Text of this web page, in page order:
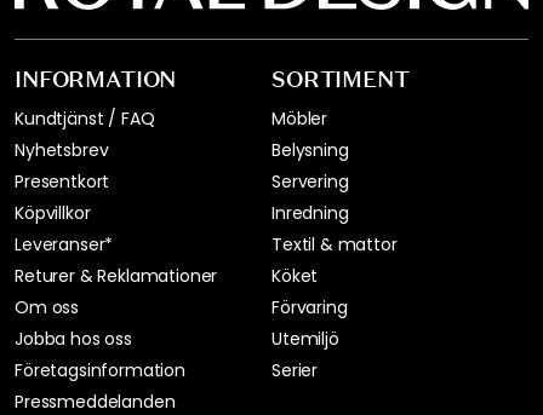
INFORMATION
Kundtjänst / FAQ
Nyhetsbrev
Presentkort
Köpvillkor
Leveranser*
Returer & Reklamationer
Om oss
Jobba hos oss
Företagsinformation
Pressmeddelanden
SORTIMENT
Möbler
Belysning
Servering
Inredning
Textil & mattor
Köket
Förvaring
Utemiljö
Serier